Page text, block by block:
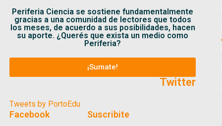
Periferia Ciencia se sostiene fundamentalmente
gracias a una comunidad de lectores que todos
los meses, de acuerdo a sus posibilidades, hacen
su aporte. ¿Querés que exista un medio como
Periferia?
¡Sumate!
Twitter
Tweets by PortoEdu
Facebook Suscribite